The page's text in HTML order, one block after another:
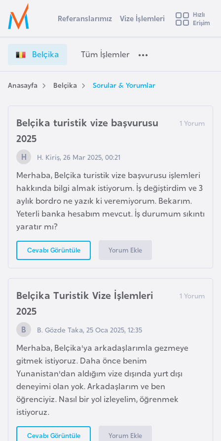
Ülke Seçimi
Başvuru yapmak istediğiniz ülkeyi seçin
Üye
Girişi
e
ç
i
k
V
İ
l
e
m
l
e
i
e
Referanslarımız Vize İşlemleri
Hızlı
Erişim
Belçika Tüm İşlemler
Anasayfa Belçika Sorular & Yorumlar
Belçika turistik vize başvurusu
2025
H. Kiriş, 26 Mar 2025, 00:21
Merhaba, Belçika turistik vize başvurusu işlemleri
hakkında bilgi almak istiyorum. İş değiştirdim ve 3
aylık bordro ne yazık ki veremiyorum. Bekarım.
Yeterli banka hesabım mevcut. İş durumum sıkıntı
yaratır mı?
Cevabı Görüntüle Yorum Ekle
Belçika Turistik Vize İşlemleri
2025
B. Gözde Taka, 25 Oca 2025, 12:35
Merhaba, Belçika'ya arkadaşlarımla gezmeye
gitmek istiyoruz. Daha önce benim
Yunanistan'dan aldığım vize dışında yurt dışı
deneyimi olan yok. Arkadaşlarım ve ben
öğrenciyiz. Nasıl bir yol izleyelim, öğrenmek
istiyoruz.
Cevabı Görüntüle Yorum Ekle
s
t
r
a
A
v
u
s
t
u
r
y
a
z
e
r
b
a
y
c
a
n
B
a
h